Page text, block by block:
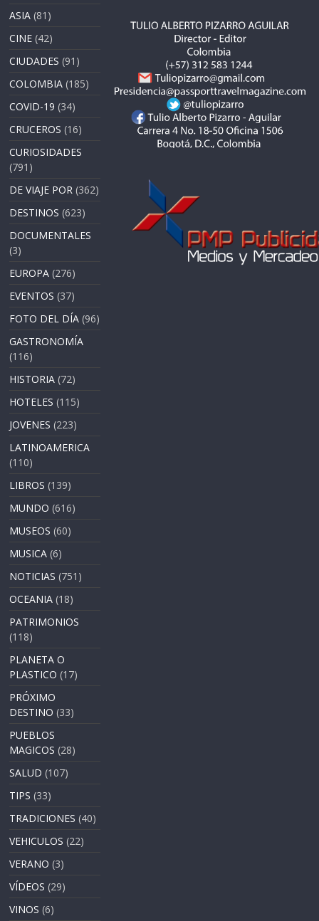
ASIA (81)
CINE (42)
CIUDADES (91)
COLOMBIA (185)
COVID-19 (34)
CRUCEROS (16)
CURIOSIDADES
(791)
DE VIAJE POR (362)
DESTINOS (623)
DOCUMENTALES
(3)
EUROPA (276)
EVENTOS (37)
FOTO DEL DÍA (96)
GASTRONOMÍA
(116)
HISTORIA (72)
HOTELES (115)
JOVENES (223)
LATINOAMERICA
(110)
LIBROS (139)
MUNDO (616)
MUSEOS (60)
MUSICA (6)
NOTICIAS (751)
OCEANIA (18)
PATRIMONIOS
(118)
PLANETA O
PLASTICO (17)
PRÓXIMO
DESTINO (33)
PUEBLOS
MAGICOS (28)
SALUD (107)
TIPS (33)
TRADICIONES (40)
VEHICULOS (22)
VERANO (3)
VÍDEOS (29)
VINOS (6)